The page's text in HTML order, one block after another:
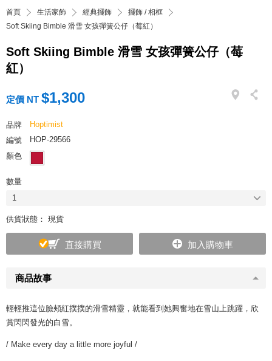
首頁 生活家飾 經典擺飾
擺飾 / 相框
Soft Skiing Bimble 滑雪 女孩彈簧公仔（莓紅）
Soft Skiing Bimble 滑雪 女孩彈簧公仔（莓
紅）
商品故事
輕輕推這位臉頰紅撲撲的滑雪精靈，就能看到她興奮地在雪山上跳躍，欣
賞閃閃發光的白雪。
/ Make every day a little more joyful /
定價 NT $1,300
品牌
Hoptimist
編號
HOP-29566
顏色
數量
1
供貨狀態： 現貨
直接購買 加入購物車